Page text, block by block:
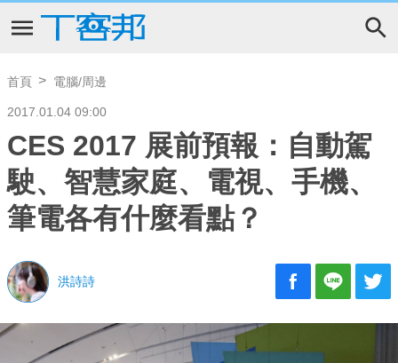
首頁 電腦/周邊
2017.01.04 09:00
CES 2017 展前預報：自動駕
駛、智慧家庭、電視、手機、
筆電各有什麼看點？
洪詩詩